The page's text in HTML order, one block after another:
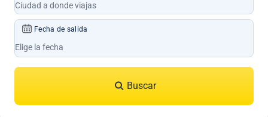
Fecha de salida
Buscar